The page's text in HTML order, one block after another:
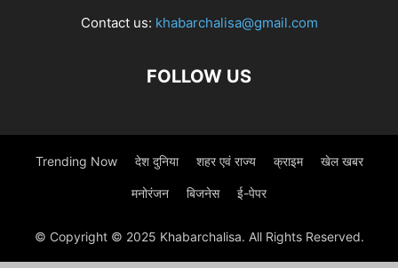
Contact us: khabarchalisa@gmail.com
FOLLOW US
Trending Now देश दुनिया शहर एवं राज्य क्राइम खेल खबर
मनोरंजन बिजनेस ई-पेपर
© Copyright © 2025 Khabarchalisa. All Rights Reserved.